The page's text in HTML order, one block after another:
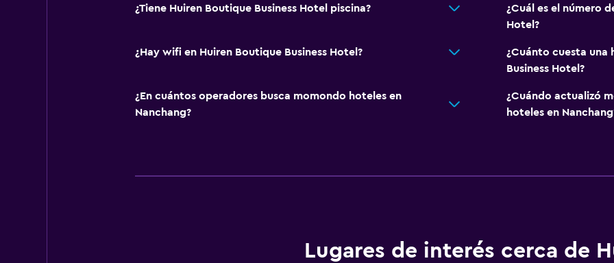
¿Tiene Huiren Boutique Business Hotel piscina?
¿Cuál es el número
Hotel?
¿Hay wifi en Huiren Boutique Business Hotel?
¿Cuánto cuesta una
Business Hotel?
¿En cuántos operadores busca momondo hoteles en
Nanchang?
¿Cuándo actualizó
hoteles en
Lugares de interés cerca de